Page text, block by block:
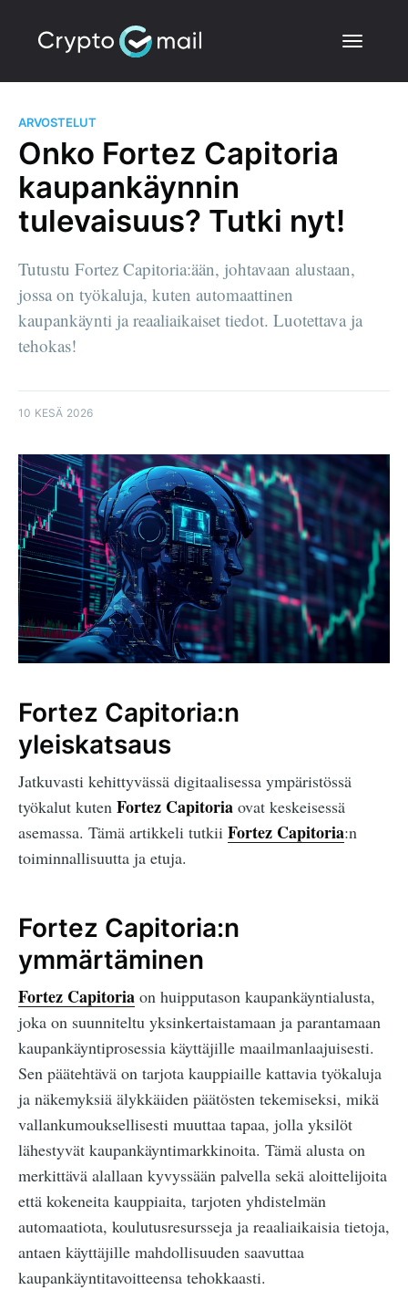
ARVOSTELUT
Onko Fortez Capitoria
kaupankäynnin
tulevaisuus? Tutki nyt!
Tutustu Fortez Capitoria:ään, johtavaan alustaan,
jossa on työkaluja, kuten automaattinen
kaupankäynti ja reaaliaikaiset tiedot. Luotettava ja
tehokas!
10 KESÄ 2026
Fortez Capitoria:n
yleiskatsaus
Jatkuvasti kehittyvässä digitaalisessa ympäristössä
työkalut kuten Fortez Capitoria ovat keskeisessä
asemassa. Tämä artikkeli tutkii Fortez Capitoria:n
toiminnallisuutta ja etuja.
Fortez Capitoria:n
ymmärtäminen
Fortez Capitoria on huipputason kaupankäyntialusta,
joka on suunniteltu yksinkertaistamaan ja parantamaan
kaupankäyntiprosessia käyttäjille maailmanlaajuisesti.
Sen päätehtävä on tarjota kauppiaille kattavia työkaluja
ja näkemyksiä älykkäiden päätösten tekemiseksi, mikä
vallankumouksellisesti muuttaa tapaa, jolla yksilöt
lähestyvät kaupankäyntimarkkinoita. Tämä alusta on
merkittävä alallaan kyvyssään palvella sekä aloittelijoita
että kokeneita kauppiaita, tarjoten yhdistelmän
automaatiota, koulutusresursseja ja reaaliaikaisia tietoja,
antaen käyttäjille mahdollisuuden saavuttaa
kaupankäyntitavoitteensa tehokkaasti.